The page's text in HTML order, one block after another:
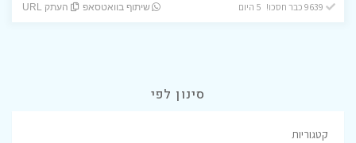
שיתוף בוואטסאפ העתק URL
סינון לפי
קטגוריות